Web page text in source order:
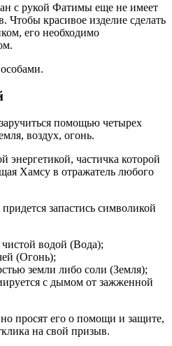
с рукой Фатимы еще не имеет
Чтобы красивое изделие сделать
его необходимо
помощью четырех
воздух, огонь.
энергетикой, частичка которой
Хамсу в отражатель любого
запастись символикой
водой (Вода);
(Огонь);
земли либо соли (Земля);
с дымом от зажженной
просят его о помощи и защите,
на свой призыв.